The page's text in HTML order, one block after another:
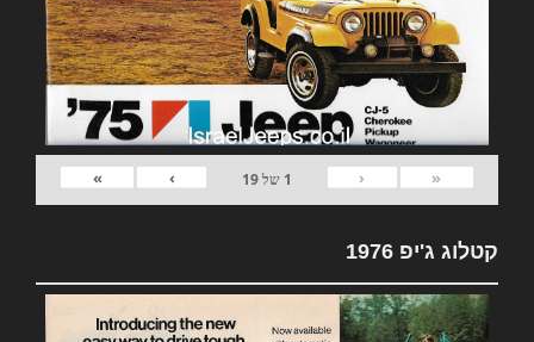
«
‹
1 של19
›
»
קטלוג ג'יפ 1976